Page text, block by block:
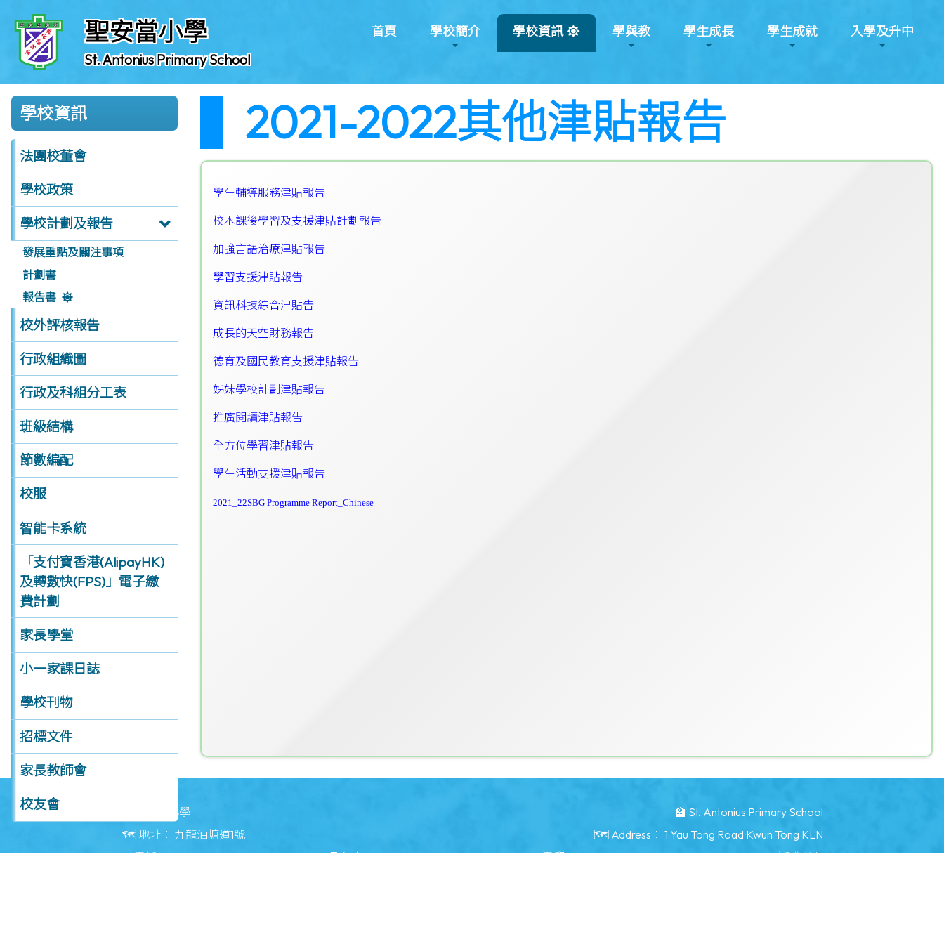
聖安當小學
St. Antonius Primary School
首頁 學校簡介 學校資訊 學與教 學生成長 學生成就 入學及升中
學校資訊
法團校董會
學校政策
學校計劃及報告
發展重點及關注事項
計劃書
報告書
校外評核報告
行政組織圖
行政及科組分工表
班級結構
節數編配
校服
智能卡系統
「支付寶香港(AlipayHK)
及轉數快(FPS)」電子繳
費計劃
家長學堂
小一家課日誌
學校刊物
招標文件
家長教師會
校友會
2021-2022其他津貼報告
學生輔導服務津貼報告
校本課後學習及支援津貼計劃報告
加強言語治療津貼報告
學習支援津貼報告
資訊科技綜合津貼告
成長的天空財務報告
德育及國民教育支援津貼報告
姊妹學校計劃津貼報告
推廣閱讀津貼報告
全方位學習津貼報告
學生活動支援津貼報告
2021_22SBG Programme Report_Chinese
🏫 聖安當小學
🏫 St. Antonius Primary School
🗺️ 地址： 九龍油塘道1號 🗺️ Address： 1 Yau Tong Road Kwun Tong KLN
☎️ 電話：23484283 📠 傳真：23496371 📧 電郵：info@saps.edu.hk ©版權所有